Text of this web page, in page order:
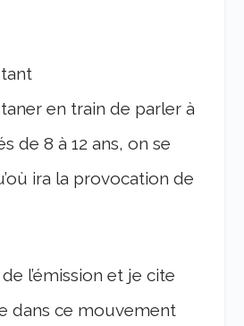
en train de parler à
de 8 à 12 ans, on se
ira la provocation de
l’émission et je cite
dans ce mouvement